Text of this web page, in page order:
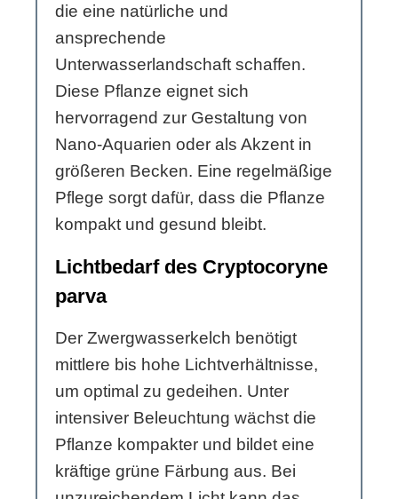
die eine natürliche und
ansprechende
Unterwasserlandschaft schaffen.
Diese Pflanze eignet sich
hervorragend zur Gestaltung von
Nano-Aquarien oder als Akzent in
größeren Becken. Eine regelmäßige
Pflege sorgt dafür, dass die Pflanze
kompakt und gesund bleibt.
Lichtbedarf des Cryptocoryne
parva
Der Zwergwasserkelch benötigt
mittlere bis hohe Lichtverhältnisse,
um optimal zu gedeihen. Unter
intensiver Beleuchtung wächst die
Pflanze kompakter und bildet eine
kräftige grüne Färbung aus. Bei